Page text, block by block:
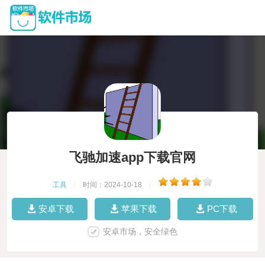
飞驰加速app下载官网
工具 时间：2024-10-18
安卓下载 苹果下载 PC下载
安卓市场，安全绿色